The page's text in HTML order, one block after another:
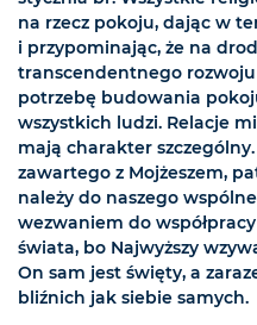
na rzecz pokoju, dając w
i przypominając, że na
transcendentnego
potrzebę budowania
wszystkich ludzi. Relacje
mają charakter
zawartego z Mojżeszem,
należy do naszego
wezwaniem do
świata, bo Najwyższy
On sam jest święty, a
bliźnich jak siebie samych.